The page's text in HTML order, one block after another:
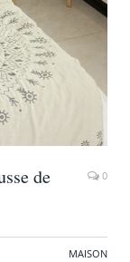
de
0
MAISON